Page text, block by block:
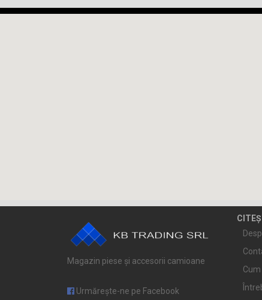
Magazin piese și accesorii camioane
Urmărește-ne pe Facebook